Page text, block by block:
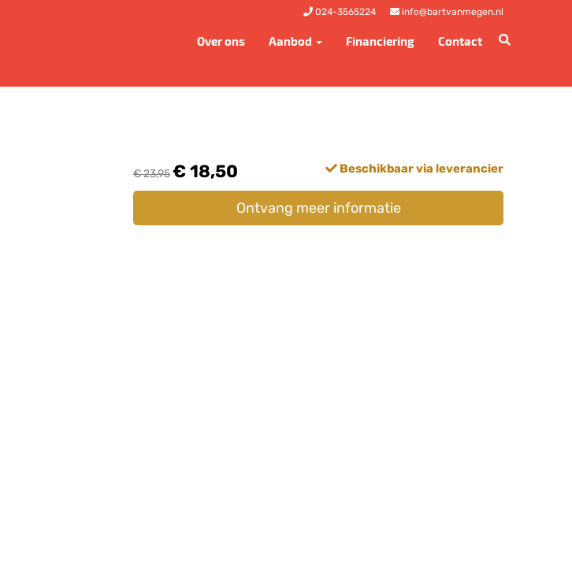
024-3565224 info@bartvanmegen.nl
Over ons Aanbod Financiering Contact
€ 23,95€ 18,50 Beschikbaar via leverancier
Ontvang meer informatie